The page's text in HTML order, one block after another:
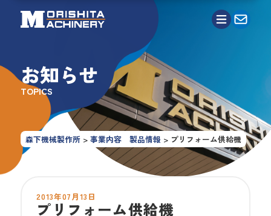
お知らせ
TOPICS
森下機械製作所 >事業内容 製品情報 > プリフォーム供給機
2013年07月13日
プリフォーム供給機